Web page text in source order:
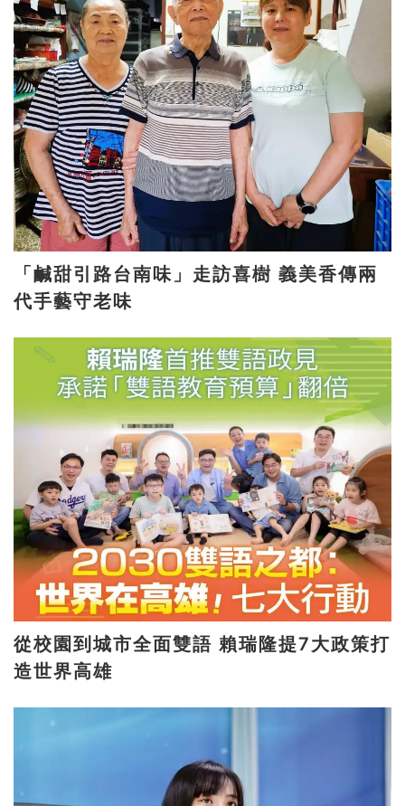
「鹹甜引路台南味」走訪喜樹 義美香傳兩
代手藝守老味
從校園到城市全面雙語 賴瑞隆提7大政策打
造世界高雄